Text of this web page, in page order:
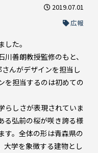
2019.07.01
広報
た。
善朗教授監修のもと、
んがデザインを担当し
を担当するのは初めての
らしさが表現されていま
る弘前の桜が咲き誇る様
す。全体の形は青森県の
大学を象徴する建物とし